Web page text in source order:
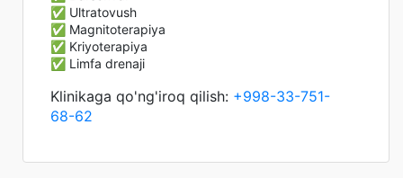
✅ Ultratovush
✅ Magnitoterapiya
✅ Kriyoterapiya
✅ Limfa drenaji
Klinikaga qo'ng'iroq qilish: +998-33-751-
68-62